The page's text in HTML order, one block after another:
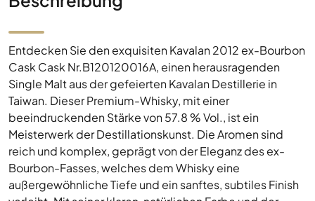
Entdecken Sie den exquisiten Kavalan 2012 ex-Bourbon
Cask Cask Nr.B120120016A, einen herausragenden
Single Malt aus der gefeierten Kavalan Destillerie in
Taiwan. Dieser Premium-Whisky, mit einer
beeindruckenden Stärke von 57.8 % Vol., ist ein
Meisterwerk der Destillationskunst. Die Aromen sind
reich und komplex, geprägt von der Eleganz des ex-
Bourbon-Fasses, welches dem Whisky eine
außergewöhnliche Tiefe und ein sanftes, subtiles Finish